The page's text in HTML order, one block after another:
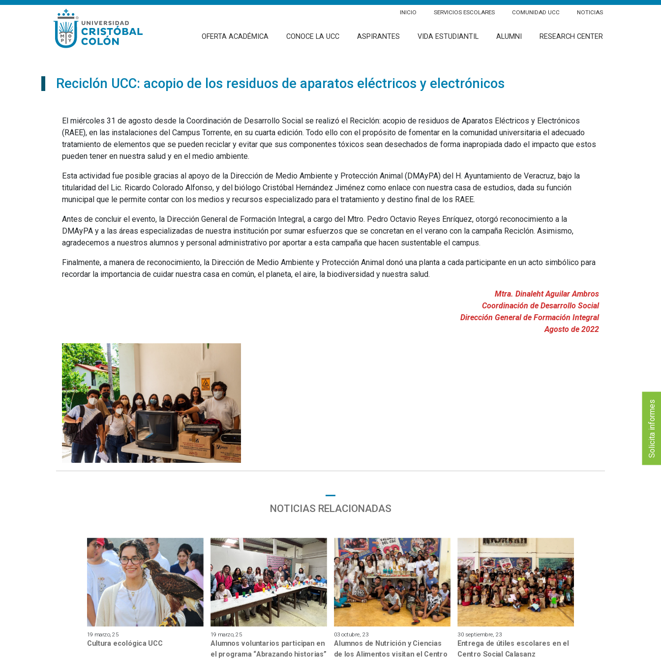
Solicita informes
INICIO SERVICIOS ESCOLARES COMUNIDAD UCC NOTICIAS
OFERTA ACADÉMICA CONOCE LA UCC ASPIRANTES VIDA ESTUDIANTIL ALUMNI RESEARCH CENTER
Reciclón UCC: acopio de los residuos de aparatos eléctricos y electrónicos
El miércoles 31 de agosto desde la Coordinación de Desarrollo Social se realizó el Reciclón: acopio de residuos de Aparatos Eléctricos y Electrónicos
(RAEE), en las instalaciones del Campus Torrente, en su cuarta edición. Todo ello con el propósito de fomentar en la comunidad universitaria el adecuado
tratamiento de elementos que se pueden reciclar y evitar que sus componentes tóxicos sean desechados de forma inapropiada dado el impacto que estos
pueden tener en nuestra salud y en el medio ambiente.
Esta actividad fue posible gracias al apoyo de la Dirección de Medio Ambiente y Protección Animal (DMAyPA) del H. Ayuntamiento de Veracruz, bajo la
titularidad del Lic. Ricardo Colorado Alfonso, y del biólogo Cristóbal Hernández Jiménez como enlace con nuestra casa de estudios, dada su función
municipal que le permite contar con los medios y recursos especializado para el tratamiento y destino final de los RAEE.
Antes de concluir el evento, la Dirección General de Formación Integral, a cargo del Mtro. Pedro Octavio Reyes Enríquez, otorgó reconocimiento a la
DMAyPA y a las áreas especializadas de nuestra institución por sumar esfuerzos que se concretan en el verano con la campaña Reciclón. Asimismo,
agradecemos a nuestros alumnos y personal administrativo por aportar a esta campaña que hacen sustentable el campus.
Finalmente, a manera de reconocimiento, la Dirección de Medio Ambiente y Protección Animal donó una planta a cada participante en un acto simbólico para
recordar la importancia de cuidar nuestra casa en común, el planeta, el aire, la biodiversidad y nuestra salud.
Mtra. Dinaleht Aguilar Ambros
Coordinación de Desarrollo Social
Dirección General de Formación Integral
Agosto de 2022
NOTICIAS RELACIONADAS
19 marzo, 25
Cultura ecológica UCC
19 marzo, 25
Alumnos voluntarios participan en
el programa “Abrazando historias”
03 octubre, 23
Alumnos de Nutrición y Ciencias
de los Alimentos visitan el Centro
30 septiembre, 23
Entrega de útiles escolares en el
Centro Social Calasanz